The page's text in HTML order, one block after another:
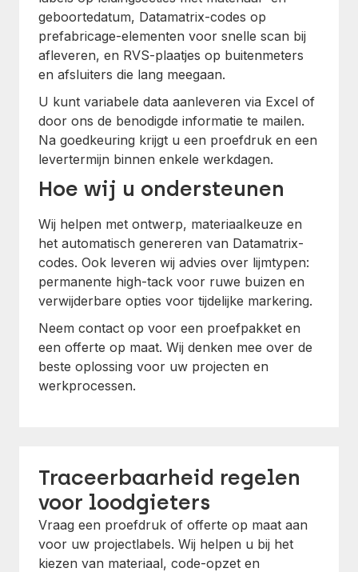
geboortedatum, Datamatrix-codes op
prefabricage-elementen voor snelle scan bij
afleveren, en RVS-plaatjes op buitenmeters
en afsluiters die lang meegaan.
U kunt variabele data aanleveren via Excel of
door ons de benodigde informatie te mailen.
Na goedkeuring krijgt u een proefdruk en een
levertermijn binnen enkele werkdagen.
Hoe wij u ondersteunen
Wij helpen met ontwerp, materiaalkeuze en
het automatisch genereren van Datamatrix-
codes. Ook leveren wij advies over lijmtypen:
permanente high-tack voor ruwe buizen en
verwijderbare opties voor tijdelijke markering.
Neem contact op voor een proefpakket en
een offerte op maat. Wij denken mee over de
beste oplossing voor uw projecten en
werkprocessen.
Traceerbaarheid regelen
voor loodgieters
Vraag een proefdruk of offerte op maat aan
voor uw projectlabels. Wij helpen u bij het
kiezen van materiaal, code-opzet en